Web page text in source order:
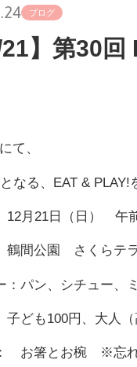
ブログ
21】第30
て、
なる、EAT & PLAY!
月21日（日） 午
間公園 さくらテラ
：パン、シチュー、
ども100円、大人（
お箸とお椀 ※忘れ